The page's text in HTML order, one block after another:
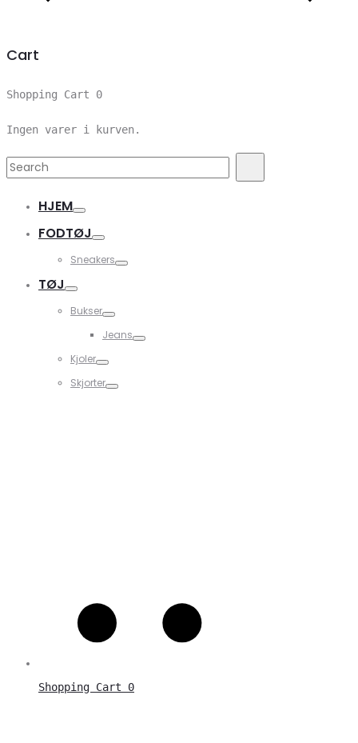
Cart
Shopping Cart 0
Ingen varer i kurven.
Search
HJEM
FODTØJ
Sneakers
TØJ
Bukser
Jeans
Kjoler
Skjorter
Shopping Cart 0